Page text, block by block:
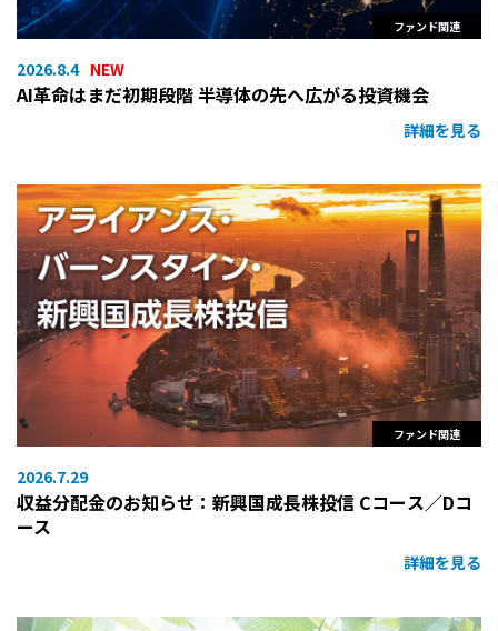
ファンド関連
2026.8.4
AI革命はまだ初期段階 半導体の先へ広がる投資機会
詳細を見る
ファンド関連
2026.7.29
収益分配金のお知らせ：新興国成長株投信 Cコース／Dコ
ース
詳細を見る